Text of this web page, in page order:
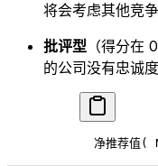
将会考虑其他竞
批评型 （得分在
的公司没有忠诚度
净推荐值(